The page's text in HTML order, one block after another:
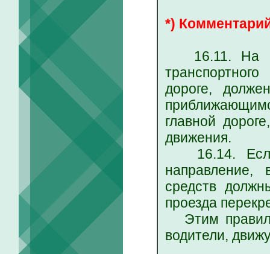
*)
16.11. На
дороге,
главной
движения.
16.14. Если
направление,
средств
проезда
Этим
водители,